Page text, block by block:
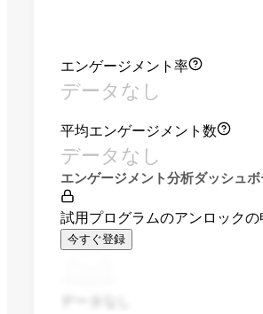
エンゲージメント率
データなし
平均エンゲージメント数
データなし
エンゲージメント分析ダッシュボ
試用プログラムのアンロックの
今すぐ登録